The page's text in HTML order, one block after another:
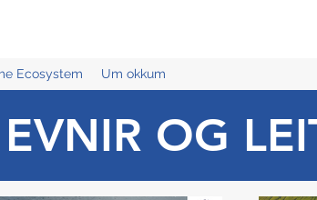
Ecosystem Um okkum
OG